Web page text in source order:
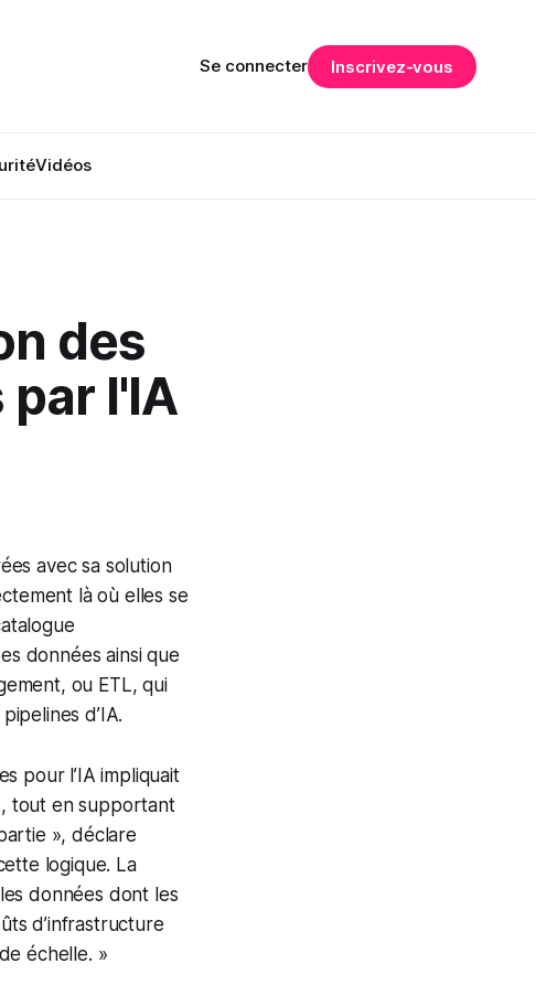
Vidéos
Se connecter Inscrivez-vous
des
l'IA
avec sa solution
là où elles se
données ainsi que
ou ETL, qui
d’IA.
pour l’IA impliquait
tout en supportant
», déclare
logique. La
données dont les
d’infrastructure
échelle. »